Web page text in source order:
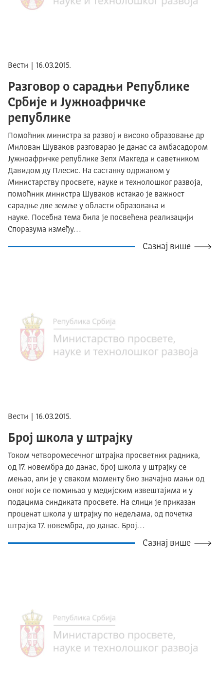
Вести | 16.03.2015.
Разговор о сарадњи Републике
Србије и Јужноафричке
републике
Помоћник министра за развој и високо образовање др
Милован Шуваков разговарао је данас са амбасадором
Јужноафричке републике Зепх Макгеда и саветником
Давидом ду Плесис. На састанку одржаном у
Министарству просвете, науке и технолошког развоја,
помоћник министра Шуваков истакао је важност
сарадње две земље у области образовања и
науке. Посебна тема била је посвећена реализацији
Споразума између…
Сазнај више
Вести | 16.03.2015.
Број школа у штрајку
Током четворомесечног штрајка просветних радника,
од 17. новембра до данас, број школа у штрајку се
мењао, али је у сваком моменту био значајно мањи од
оног који се помињао у медијским извештајима и у
подацима синдиката просвете. На слици је приказан
проценат школа у штрајку по недељама, од почетка
штрајка 17. новембра, до данас. Број…
Сазнај више